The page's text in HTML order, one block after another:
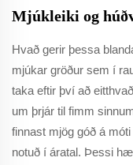
Mjúkleiki og
Hvað gerir þessa
mjúkar gröður sem í
taka eftir því að
um þrjár til fimm
finnast mjög góð á
notuð í áratal. Þessi